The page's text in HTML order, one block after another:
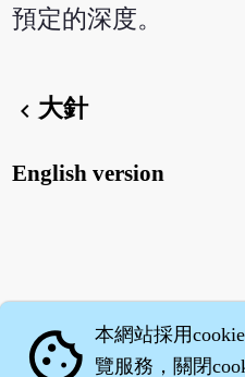
預定的深度。
chevron_left大針
English version
cookie 本網站採用
覽服務，關閉